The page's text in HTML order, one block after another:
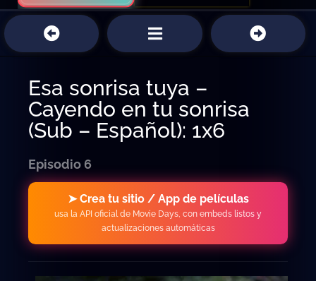
Esa sonrisa tuya –
Cayendo en tu sonrisa
(Sub – Español): 1x6
Episodio 6
➤ Crea tu sitio / App de películas
usa la API oficial de Movie Days, con embeds listos y
actualizaciones automáticas